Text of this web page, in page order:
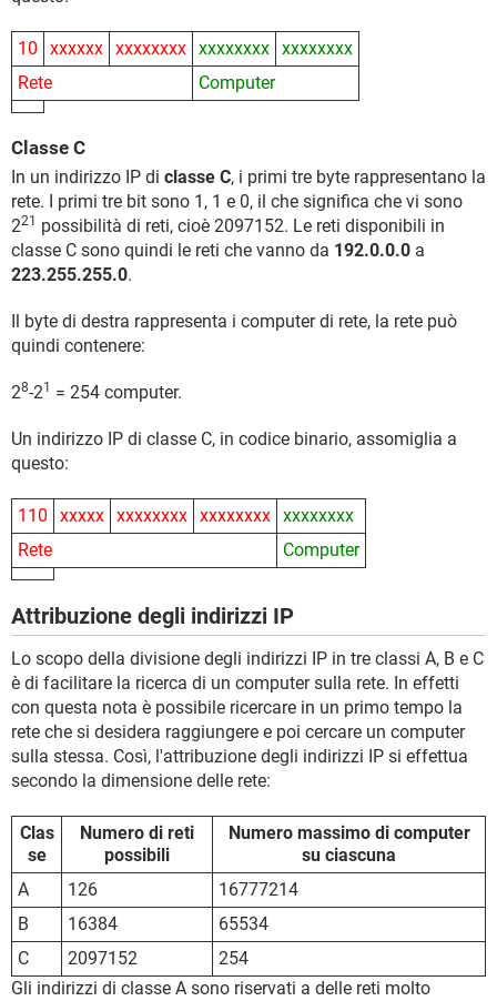
10 xxxxxx xxxxxxxx xxxxxxxx xxxxxxxx
Rete
Computer
Classe C
In un indirizzo IP di classe C, i primi tre byte rappresentano la
rete. I primi tre bit sono 1, 1 e 0, il che significa che vi sono
221
possibilità di reti, cioè 2097152. Le reti disponibili in
classe C sono quindi le reti che vanno da 192.0.0.0 a
223.255.255.0.
Il byte di destra rappresenta i computer di rete, la rete può
quindi contenere:
28-21 = 254 computer.
Un indirizzo IP di classe C, in codice binario, assomiglia a
questo:
110 xxxxx xxxxxxxx xxxxxxxx xxxxxxxx
Rete
Computer
Attribuzione degli indirizzi IP
Lo scopo della divisione degli indirizzi IP in tre classi A, B e C
è di facilitare la ricerca di un computer sulla rete. In effetti
con questa nota è possibile ricercare in un primo tempo la
rete che si desidera raggiungere e poi cercare un computer
sulla stessa. Così, l'attribuzione degli indirizzi IP si effettua
secondo la dimensione delle rete:
Clas
se
Numero di reti
possibili
Numero massimo di computer
su ciascuna
A
126
16777214
B
16384
65534
C
2097152
254
Gli indirizzi di classe A sono riservati a delle reti molto